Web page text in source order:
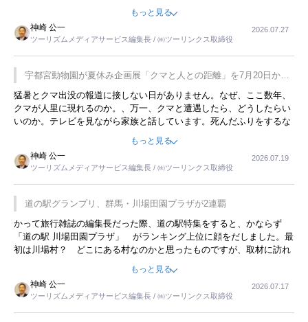
をした時は、移動はグレイハウンドバスでした。夕方から夜の便を利
用してホテル代を浮かせていました。ただし、若いからできたことで
す。若い人が夜行バスで京都に行った、青森に行ったと聞くと、疲れ
が残らないのかなと思ってしまいます。
もっと見る
神崎 公一
ツーリズムメディアサービス編集長 / ㈱ツーリンクス取締役
2026.07.27
宇都宮動物園が夏休み企画展「クマと人との距離」を7月20日から
開催
猛暑とクマ出没の報道に接しない日がありません。なぜ、ここ数年、
クマが人里に現れるのか。、万一、クマと遭遇したら、どうしたらい
いのか。テレビを見ながら家族と話しています。死んだふりをするな
んてことは、冗談でもいえません。そんな中で、この企画展はタイム
もっと見る
神崎 公一
ツーリズムメディアサービス編集長 / ㈱ツーリンクス取締役
2026.07.19
道の駅グランプリ、群馬・川場田園プラザが2連覇
かって旅行雑誌の編集長だった際、道の駅特集をすると、かならず
「道の駅 川場田園プラザ」 がランキング上位に顔をだしました。最
初は川場村？ どこにある村なのかと思ったものですが、取材に訪れ
永井 彰一社長にインタビューしたら、興味深い話が次々が飛び出しま
した。プレゼンも巧みで、今でも思い出すことが２つあります。一つ
は、従業員に東京ディズニーランドを見学させ、サービス業、接客業
の何かを理解してもらっていることです。 もう一つは1800円もする
プレミアムヨーグルトを販売するにあたり、社内に懸念もあったそう
もっと見る
神崎 公一
ツーリズムメディアサービス編集長 / ㈱ツーリンクス取締役
2026.07.17